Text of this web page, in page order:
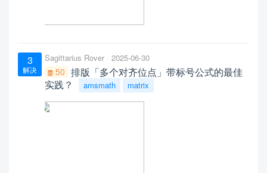
3
解决
Sagittarius Rover 2025-06-30
50 排版「多个对齐位点」带标号公式的最佳
实践？
amsmath matrix